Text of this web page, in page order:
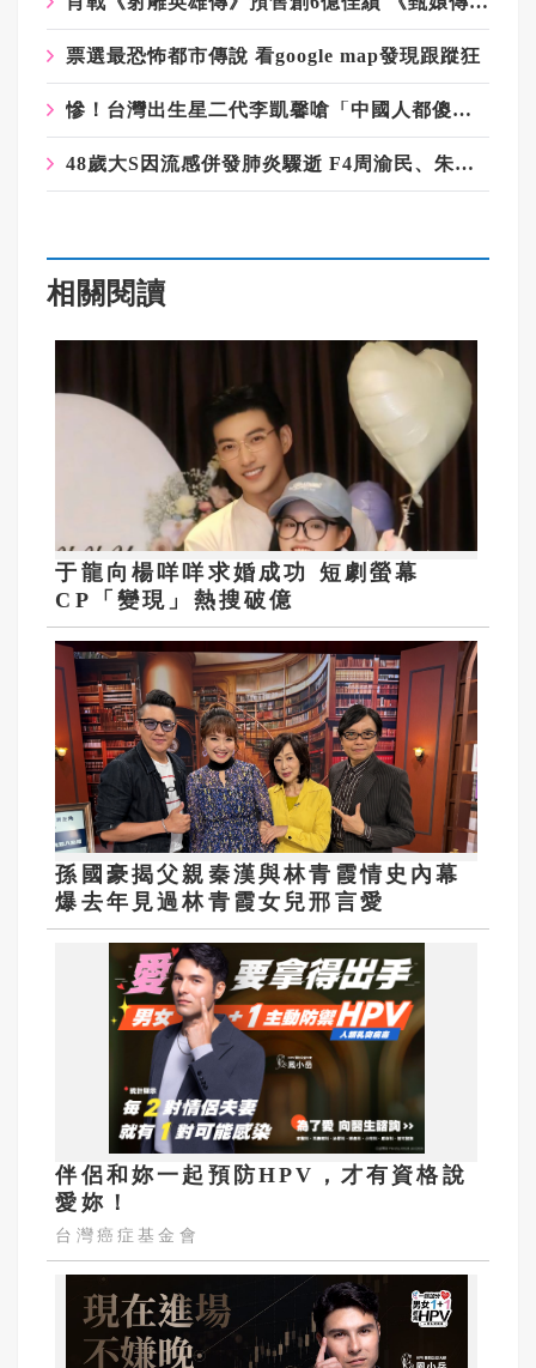
票選最恐怖都市傳說 看google map發現跟蹤狂
慘！台灣出生星二代李凱馨嗆「中國人都傻逼」 出演陸劇遭除名
48歲大S因流感併發肺炎驟逝 F4周渝民、朱孝天反應曝光
相關閱讀
于龍向楊咩咩求婚成功 短劇螢幕
CP「變現」熱搜破億
孫國豪揭父親秦漢與林青霞情史內幕
爆去年見過林青霞女兒邢言愛
伴侶和妳一起預防HPV，才有資格說
愛妳！
台灣癌症基金會